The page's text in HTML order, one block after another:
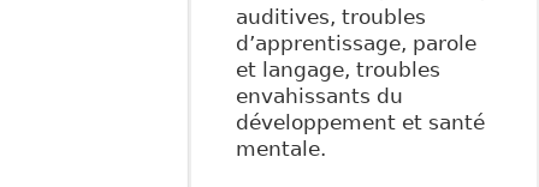
auditives, troubles
d’apprentissage, parole
et langage, troubles
envahissants du
développement et santé
mentale.